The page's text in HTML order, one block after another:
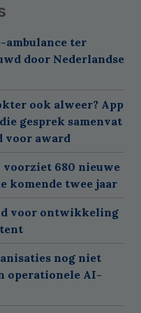
ambulance ter
door Nederlandse
ook alweer? App
gesprek samenvat
voor award
voorziet 680 nieuwe
komende twee jaar
voor ontwikkeling
nog niet
operationele AI-